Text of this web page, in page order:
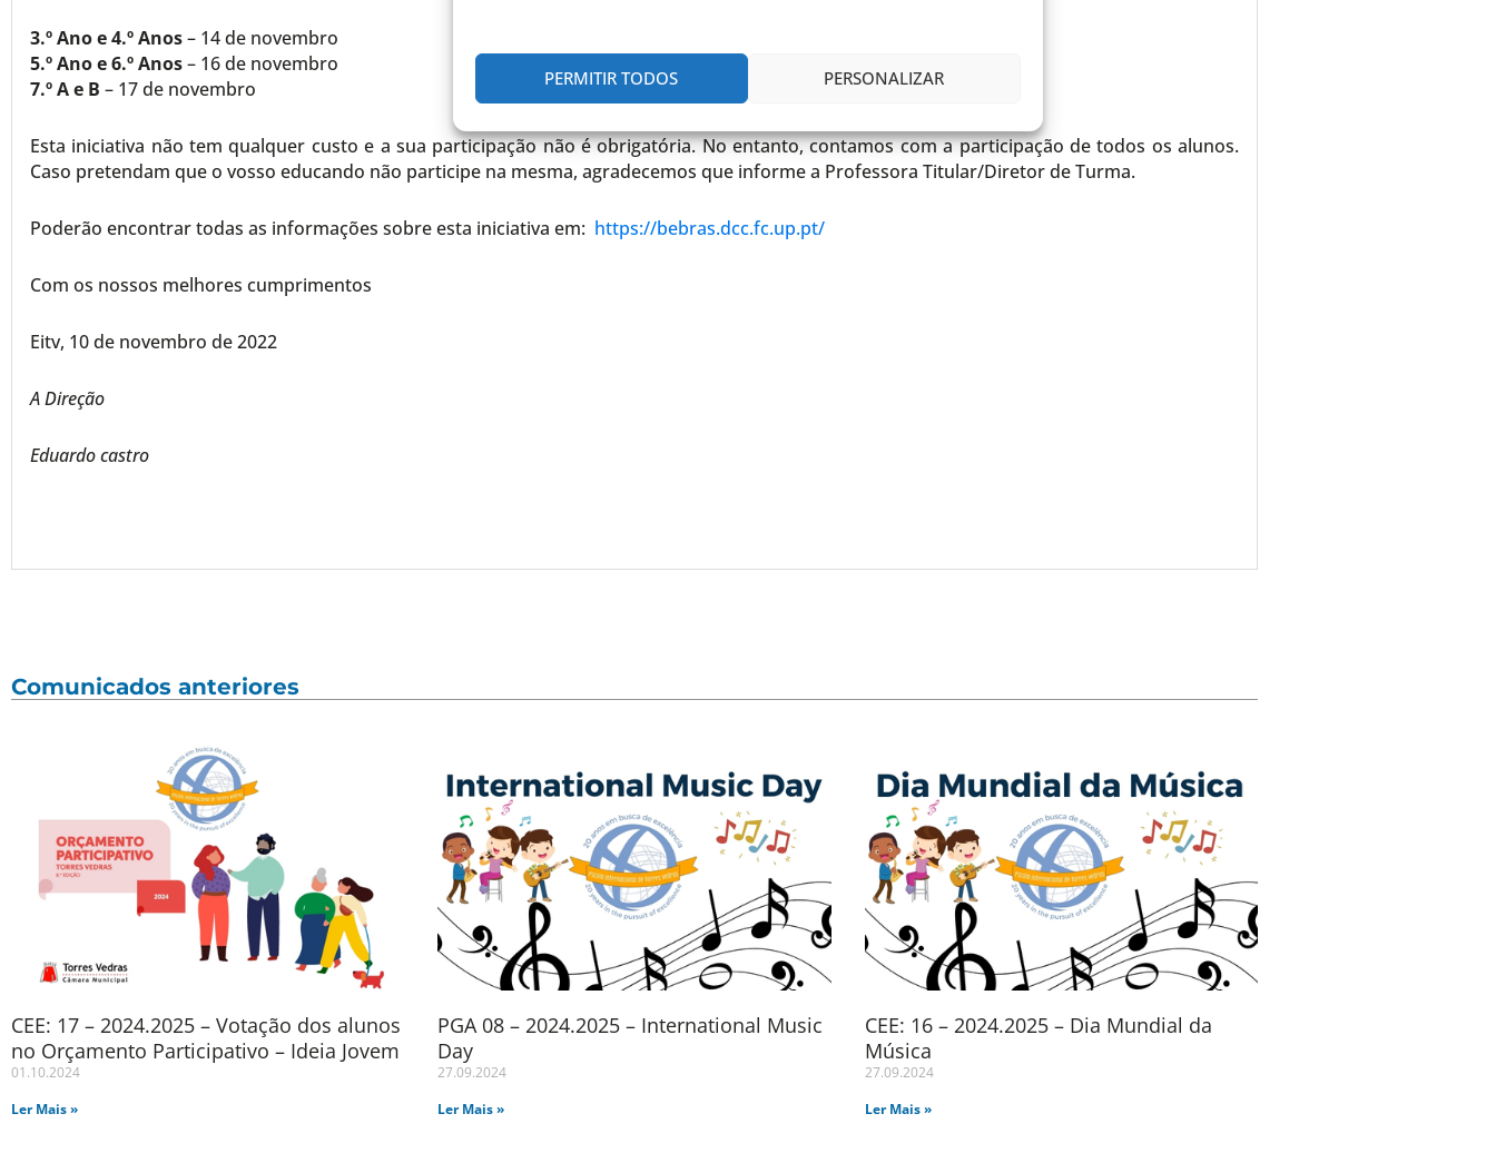
PERMITIR TODOS PERSONALIZAR
3.º Ano e 4.º Anos– 14 de novembro
5.º Ano e 6.º Anos– 16 de novembro
7.º A e B – 17 de novembro
Esta iniciativa não tem qualquer custo e a sua participação não é obrigatória. No entanto, contamos com a participação de todos os alunos.
Caso pretendam que o vosso educando não participe na mesma, agradecemos que informe a Professora Titular/Diretor de Turma.
Poderão encontrar todas as informações sobre esta iniciativa em: https://bebras.dcc.fc.up.pt/
Com os nossos melhores cumprimentos
Eitv, 10 de novembro de 2022
A Direção
Eduardo castro
Comunicados anteriores
CEE: 17 – 2024.2025 – Votação dos alunos
no Orçamento Participativo – Ideia Jovem
01.10.2024
Ler Mais »
PGA 08 – 2024.2025 – International Music
Day
27.09.2024
Ler Mais »
CEE: 16 – 2024.2025 – Dia Mundial da
Música
27.09.2024
Ler Mais »